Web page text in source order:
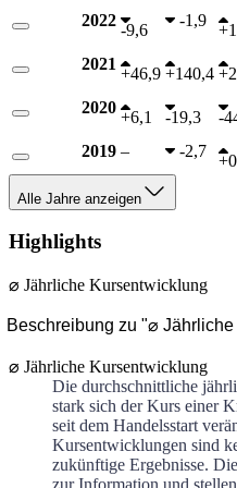
2022
-9,6
-1,9
+
2021
+46,9 +140,4 +
2020
+6,1 -19,3 -
2019 – -2,7
+
Alle Jahre anzeigen
Highlights
⌀ Jährliche Kursentwicklung
Beschreibung zu "⌀
⌀ Jährliche Kursentwicklung
Die durchschnittliche
stark sich der Kurs einer
seit dem Handelsstart
Kursentwicklungen sind
zukünftige Ergebnisse.